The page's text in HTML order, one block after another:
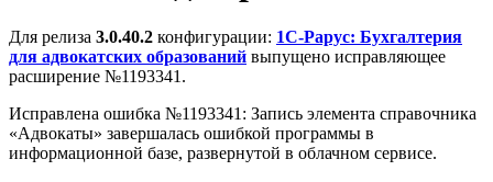
Для релиза 3.0.40.2 конфигурации: 1С-Рарус: Бухгалтерия
для адвокатских образований выпущено исправляющее
расширение №1193341.
Исправлена ошибка №1193341: Запись элемента справочника
«Адвокаты» завершалась ошибкой программы в
информационной базе, развернутой в облачном сервисе.